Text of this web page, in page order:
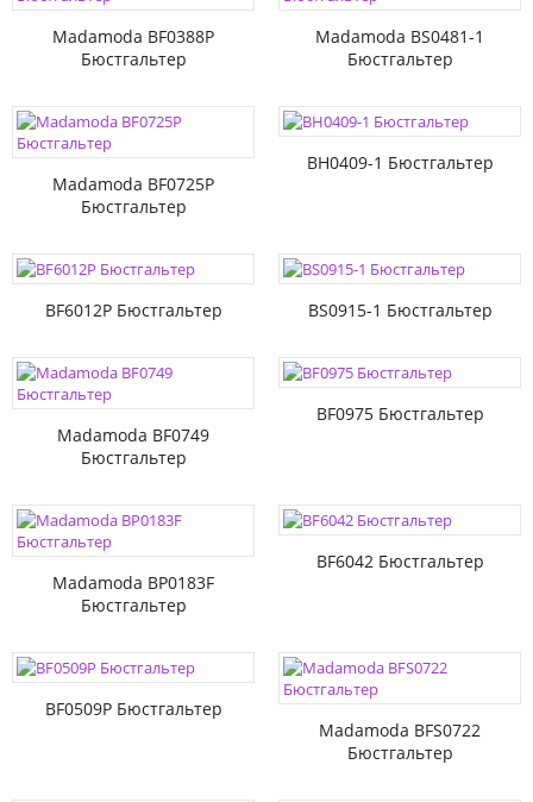
Madamoda BF0388P
Бюстгальтер
Madamoda BS0481-1
Бюстгальтер
Madamoda BF0725P
Бюстгальтер
BH0409-1 Бюстгальтер
BF6012P Бюстгальтер BS0915-1 Бюстгальтер
Madamoda BF0749
Бюстгальтер
BF0975 Бюстгальтер
Madamoda BP0183F
Бюстгальтер
BF6042 Бюстгальтер
BF0509P Бюстгальтер
Madamoda BFS0722
Бюстгальтер